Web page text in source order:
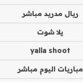
ريال مدريد مباشر
يلا شوت
yalla shoot
مباريات اليوم مباشر